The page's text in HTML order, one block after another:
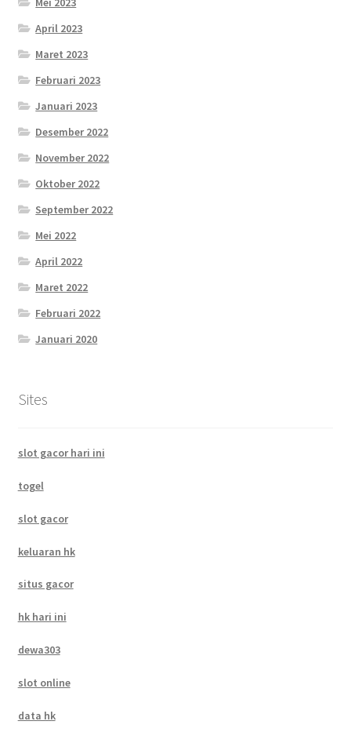
April 2023
Maret 2023
Februari 2023
Januari 2023
Desember 2022
November 2022
Oktober 2022
September 2022
Mei 2022
April 2022
Maret 2022
Februari 2022
Januari 2020
Sites
slot gacor hari ini
togel
slot gacor
keluaran hk
situs gacor
hk hari ini
dewa303
slot online
data hk